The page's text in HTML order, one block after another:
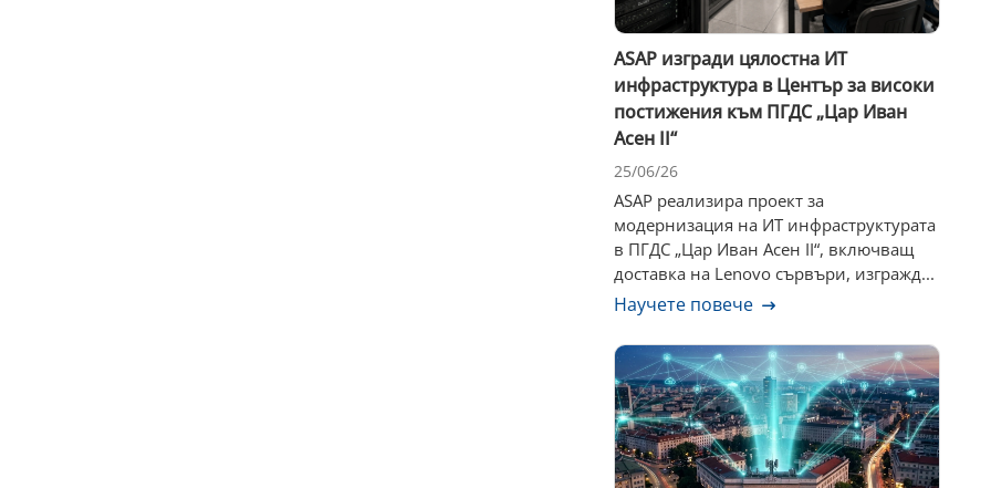
ASAP изгради цялостна ИТ
инфраструктура в Център за високи
постижения към ПГДС „Цар Иван
Асен II“
25/06/26
ASAP реализира проект за
модернизация на ИТ инфраструктурата
в ПГДС „Цар Иван Асен II“, включващ
доставка на Lenovo сървъри, изгражд...
Научете повече